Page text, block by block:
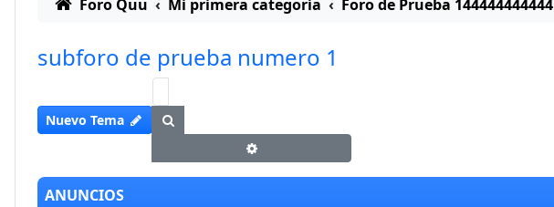
Foro Quu
Mi primera categoría Foro de Prueba 144444444444
subforo de prueba numero 1
Nuevo Tema
ANUNCIOS